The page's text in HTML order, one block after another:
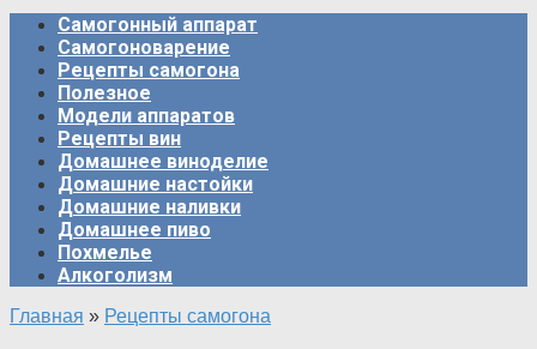
Самогонный аппарат
Самогоноварение
Рецепты самогона
Полезное
Модели аппаратов
Рецепты вин
Домашнее виноделие
Домашние настойки
Домашние наливки
Домашнее пиво
Похмелье
Алкоголизм
Главная » Рецепты самогона